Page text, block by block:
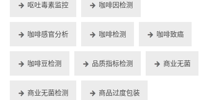
呕吐毒素监控 咖啡因检测
咖啡感官分析 咖啡检测 咖啡致癌
咖啡豆检测 品质指标检测 商业无菌
商业无菌检测 商品过度包装